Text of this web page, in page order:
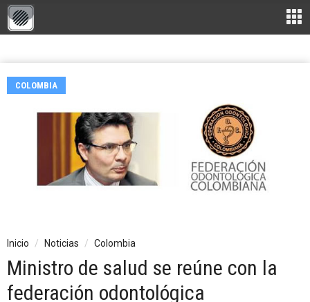
COLOMBIA
Inicio Noticias Colombia
Ministro de salud se reúne con la
federación odontológica